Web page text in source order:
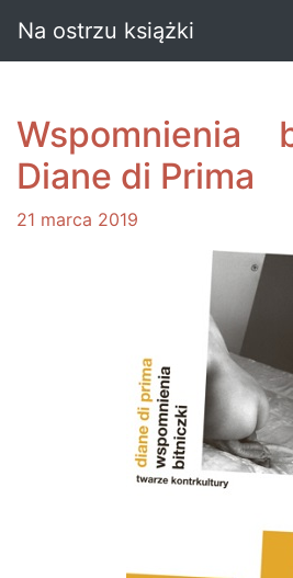
Na ostrzu książki
Wspomnienia
Diane di Prima
21 marca 2019